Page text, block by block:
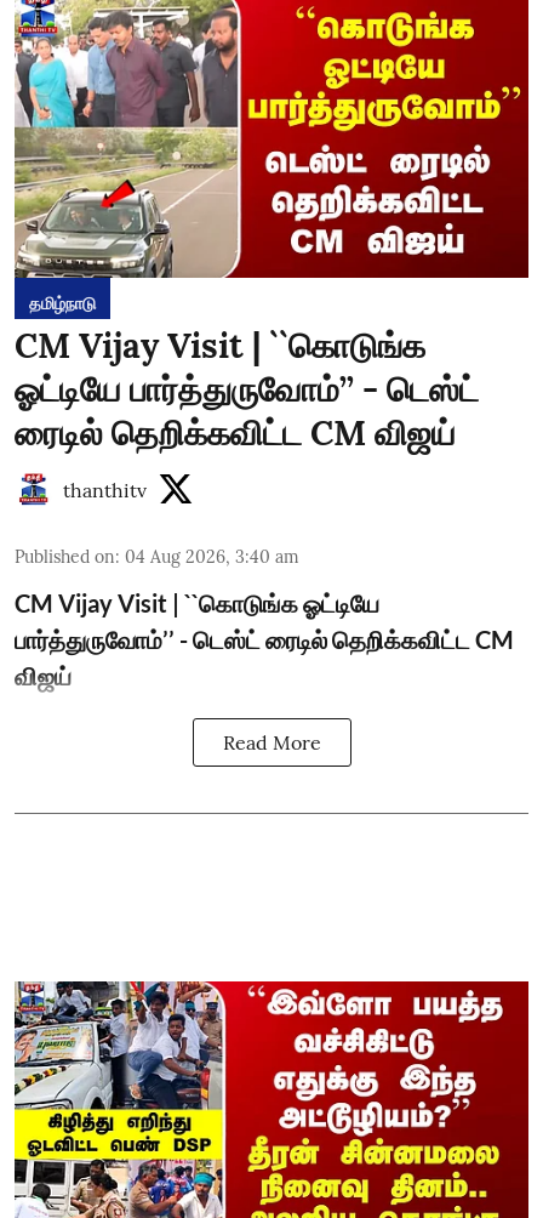
தமிழ்நாடு
CM Vijay Visit | ``கொடுங்க
ஓட்டியே பார்த்துருவோம்’’ - டெஸ்ட்
ரைடில் தெறிக்கவிட்ட CM விஜய்
thanthitv
Published on: 04 Aug 2026, 3:40 am
CM Vijay Visit | ``கொடுங்க ஓட்டியே
பார்த்துருவோம்’’ - டெஸ்ட் ரைடில் தெறிக்கவிட்ட CM
விஜய்
Read More